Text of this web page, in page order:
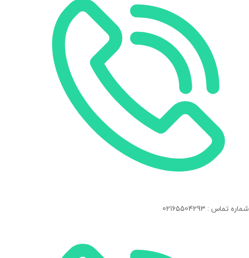
شماره تماس : 02165504293